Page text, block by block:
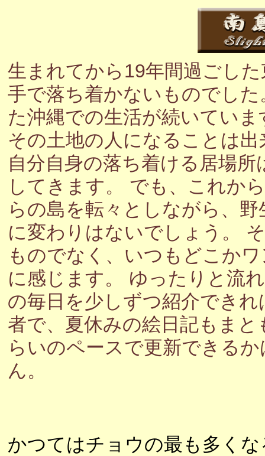
生まれてから19年間過ごし
手で落ち着かないものでし
た沖縄での生活が続いてい
その土地の人になることは
自分自身の落ち着ける居場
してきます。 でも、これか
らの島を転々としながら、
に変わりはないでしょう。
ものでなく、いつもどこか
に感じます。 ゆったりと流
の毎日を少しずつ紹介でき
者で、夏休みの絵日記もま
らいのペースで更新できる
ん。
かつてはチョウの最も多く